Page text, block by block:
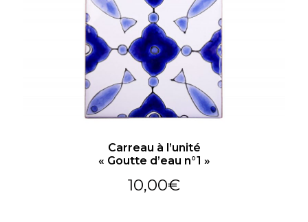
Carreau à l’unité
« Goutte d’eau n°1 »
10,00€